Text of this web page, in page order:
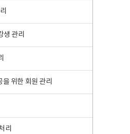
생 관리
위한 회원 관리
리